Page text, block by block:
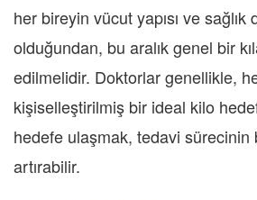
her bireyin vücut yapısı ve sağlık
olduğundan, bu aralık genel bir
edilmelidir. Doktorlar genellikle,
kişiselleştirilmiş bir ideal kilo
hedefe ulaşmak, tedavi sürecinin
artırabilir.